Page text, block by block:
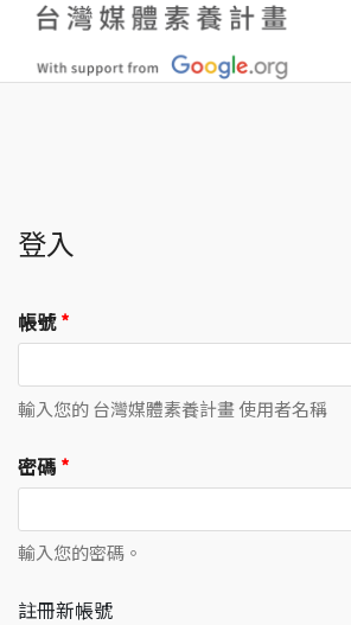
Jump to Navigation
Jump to Main content
登入
帳號*
輸入您的 台灣媒體素養計畫 使用者名稱
密碼 *
輸入您的密碼。
註冊新帳號